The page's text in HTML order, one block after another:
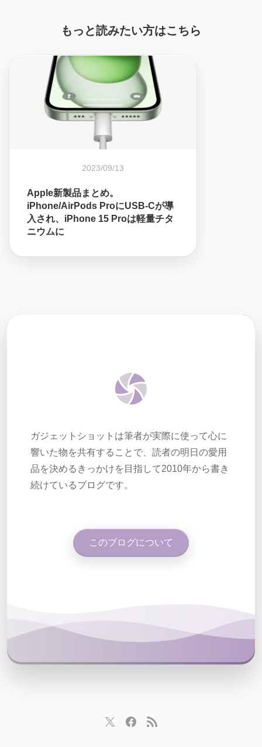
もっと読みたい方はこちら
2023/09/13
Apple新製品まとめ。
iPhone/AirPods ProにUSB-Cが導
入され、iPhone 15 Proは軽量チタ
ニウムに
ガジェットショットは筆者が実際に使って心に
響いた物を共有することで、読者の明日の愛用
品を決めるきっかけを目指して2010年から書き
続けているブログです。
このブログについて